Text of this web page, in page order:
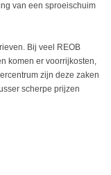
van een sproeischuim
Bij veel REOB
komen er voorrijkosten,
zijn deze zaken
scherpe prijzen